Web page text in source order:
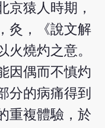
京猿人時期，
灸，《說文解
火燒灼之意。
因偶而不慎灼
分的病痛得到
重複體驗，於